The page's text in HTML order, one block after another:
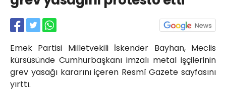
Emek Partisi Milletvekili İskender Bayhan, Meclis
kürsüsünde Cumhurbaşkanı imzalı metal işçilerinin
grev yasağı kararını içeren Resmî Gazete sayfasını
yırttı.
Yahya Kaptan Mahallesi
Akkavaklar Caddesi No:17/4 İzmit-
kocaelisokak@gmail.com